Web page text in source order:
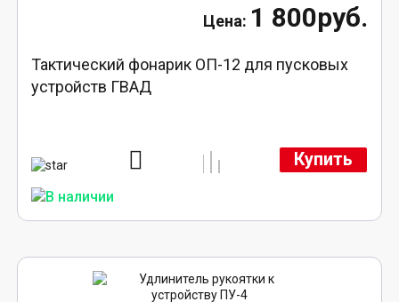
1 800руб.
Тактический фонарик ОП-12 для пусковых
устройств ГВАД
Купить